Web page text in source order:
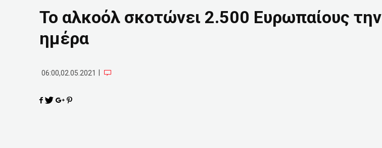
Το αλκοόλ σκοτώνει 2.500 Ευρωπαίους την
ημέρα
06:00,02.05.2021